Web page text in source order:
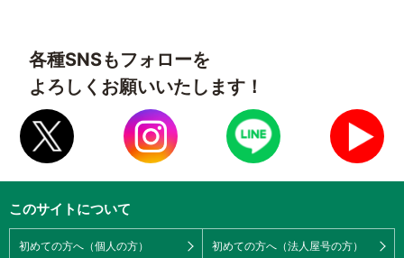
各種SNSもフォローを
よろしくお願いいたします！
このサイトについて
初めての方へ（個人の方） 初めての方へ（法人屋号の方）